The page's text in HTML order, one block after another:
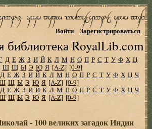
библиотека RoyalLib.com
Войти Зарегистрироваться
Д Е Ж З И Й К Л М Н О П Р С Т У Ф Х Ц
Ш Щ Ы Э Ю Я [A-Z] [0-9]
Д Е Ж З И Й К Л М Н О П Р С Т У Ф Х Ц Ч
Щ Ы Э Ю Я [A-Z] [0-9]
Д Е Ж З И Й К Л М Н О П Р С Т У Ф Х Ц Ч
Щ Ы Э Ю Я [A-Z] [0-9]
- 100 великих загадок Индии